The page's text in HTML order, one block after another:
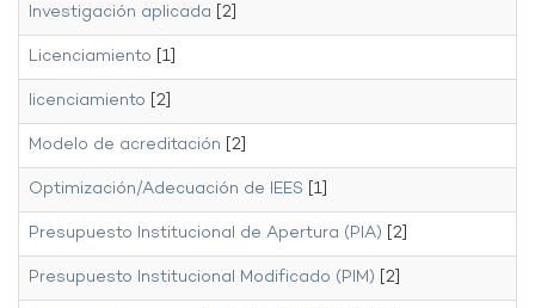
Investigación aplicada [2]
Licenciamiento [1]
licenciamiento [2]
Modelo de acreditación [2]
Optimización/Adecuación de IEES [1]
Presupuesto Institucional de Apertura (PIA) [2]
Presupuesto Institucional Modificado (PIM) [2]